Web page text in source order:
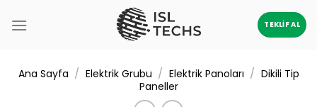
atla
TEKLIF AL
Ana Sayfa / Elektrik Grubu / Elektrik Panoları / Dikili Tip
Paneller